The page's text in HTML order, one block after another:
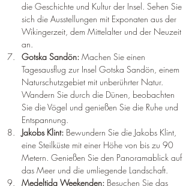
die Geschichte und Kultur der Insel. Sehen Sie
sich die Ausstellungen mit Exponaten aus der
Wikingerzeit, dem Mittelalter und der Neuzeit
an.
Gotska Sandön: Machen Sie einen
Tagesausflug zur Insel Gotska Sandön, einem
Naturschutzgebiet mit unberührter Natur.
Wandern Sie durch die Dünen, beobachten
Sie die Vögel und genießen Sie die Ruhe und
Entspannung.
Jakobs Klint: Bewundern Sie die Jakobs Klint,
eine Steilküste mit einer Höhe von bis zu 90
Metern. Genießen Sie den Panoramablick auf
das Meer und die umliegende Landschaft.
Medeltida Weekenden: Besuchen Sie das